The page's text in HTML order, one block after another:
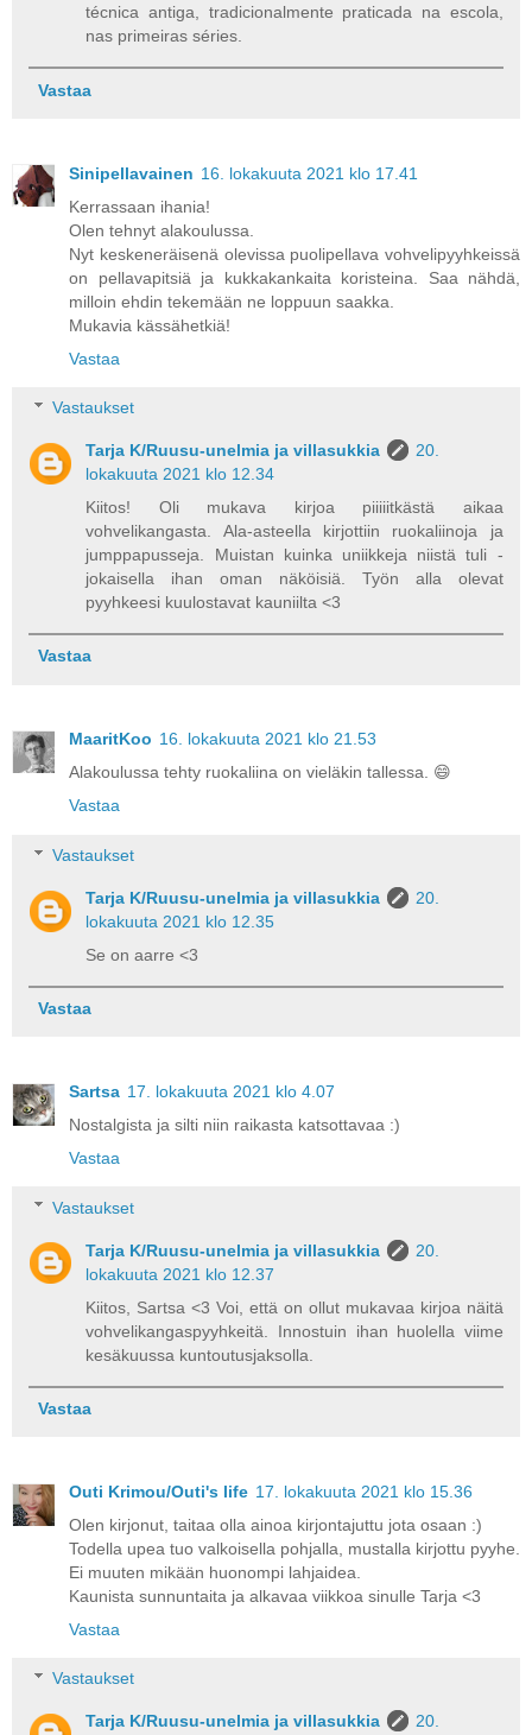
técnica antiga, tradicionalmente praticada na escola,
nas primeiras séries.
Vastaa
Sinipellavainen 16. lokakuuta 2021 klo 17.41
Kerrassaan ihania!
Olen tehnyt alakoulussa.
Nyt keskeneräisenä olevissa puolipellava vohvelipyyhkeissä
on pellavapitsiä ja kukkakankaita koristeina. Saa nähdä,
milloin ehdin tekemään ne loppuun saakka.
Mukavia kässähetkiä!
Vastaa
Vastaukset
Tarja K/Ruusu-unelmia ja villasukkia
20.
lokakuuta 2021 klo 12.34
Kiitos! Oli mukava kirjoa piiiiitkästä aikaa
vohvelikangasta. Ala-asteella kirjottiin ruokaliinoja ja
jumppapusseja. Muistan kuinka uniikkeja niistä tuli -
jokaisella ihan oman näköisiä. Työn alla olevat
pyyhkeesi kuulostavat kauniilta <3
Vastaa
MaaritKoo 16. lokakuuta 2021 klo 21.53
Alakoulussa tehty ruokaliina on vieläkin tallessa. 😄
Vastaa
Vastaukset
Tarja K/Ruusu-unelmia ja villasukkia
20.
lokakuuta 2021 klo 12.35
Se on aarre <3
Vastaa
Sartsa 17. lokakuuta 2021 klo 4.07
Nostalgista ja silti niin raikasta katsottavaa :)
Vastaa
Vastaukset
Tarja K/Ruusu-unelmia ja villasukkia
20.
lokakuuta 2021 klo 12.37
Kiitos, Sartsa <3 Voi, että on ollut mukavaa kirjoa näitä
vohvelikangaspyyhkeitä. Innostuin ihan huolella viime
kesäkuussa kuntoutusjaksolla.
Vastaa
Outi Krimou/Outi's life 17. lokakuuta 2021 klo 15.36
Olen kirjonut, taitaa olla ainoa kirjontajuttu jota osaan :)
Todella upea tuo valkoisella pohjalla, mustalla kirjottu pyyhe.
Ei muuten mikään huonompi lahjaidea.
Kaunista sunnuntaita ja alkavaa viikkoa sinulle Tarja <3
Vastaa
Vastaukset
Tarja K/Ruusu-unelmia ja villasukkia 20.